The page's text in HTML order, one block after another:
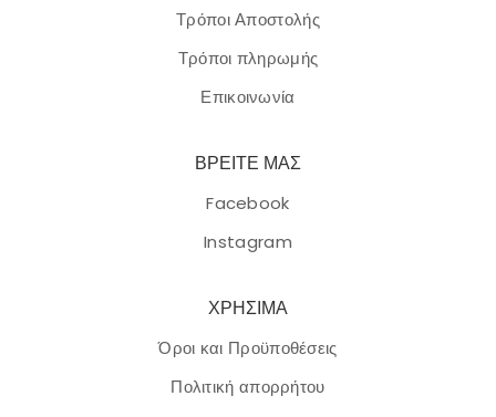
Τρόποι Αποστολής
Τρόποι πληρωμής
Επικοινωνία
ΒΡΕΙΤΕ ΜΑΣ
Facebook
Instagram
ΧΡΗΣΙΜΑ
Όροι και Προϋποθέσεις
Πολιτική απορρήτου